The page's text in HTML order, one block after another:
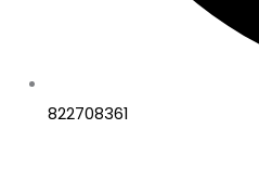
822708361